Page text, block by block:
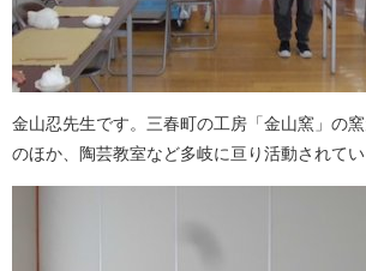
金山忍先生です。三春町の工房「金山窯」の
のほか、陶芸教室など多岐に亘り活動されてい